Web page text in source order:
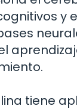
y
tiene